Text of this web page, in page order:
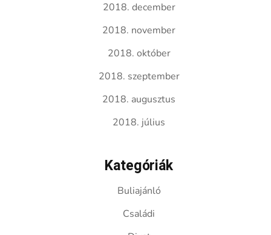
2018. december
2018. november
2018. október
2018. szeptember
2018. augusztus
2018. július
Kategóriák
Buliajánló
Családi